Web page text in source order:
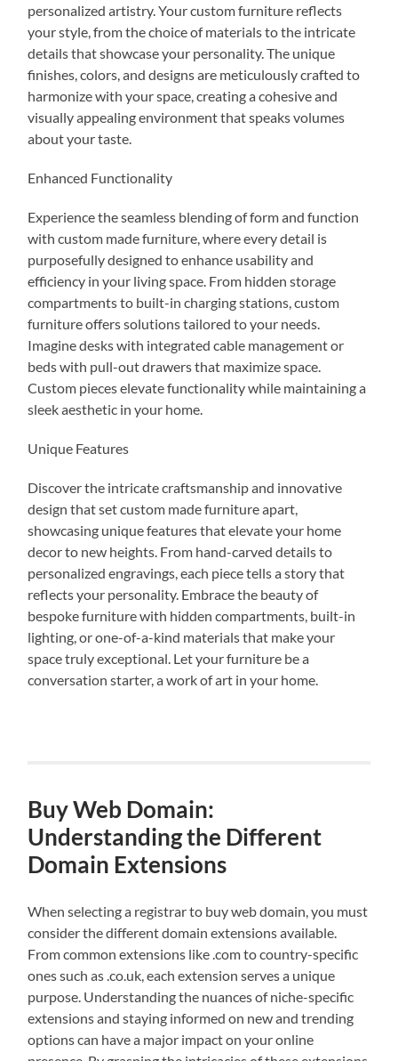
personalized artistry. Your custom furniture reflects
your style, from the choice of materials to the intricate
details that showcase your personality. The unique
finishes, colors, and designs are meticulously crafted to
harmonize with your space, creating a cohesive and
visually appealing environment that speaks volumes
about your taste.
Enhanced Functionality
Experience the seamless blending of form and function
with custom made furniture, where every detail is
purposefully designed to enhance usability and
efficiency in your living space. From hidden storage
compartments to built-in charging stations, custom
furniture offers solutions tailored to your needs.
Imagine desks with integrated cable management or
beds with pull-out drawers that maximize space.
Custom pieces elevate functionality while maintaining a
sleek aesthetic in your home.
Unique Features
Discover the intricate craftsmanship and innovative
design that set custom made furniture apart,
showcasing unique features that elevate your home
decor to new heights. From hand-carved details to
personalized engravings, each piece tells a story that
reflects your personality. Embrace the beauty of
bespoke furniture with hidden compartments, built-in
lighting, or one-of-a-kind materials that make your
space truly exceptional. Let your furniture be a
conversation starter, a work of art in your home.
Buy Web Domain:
Understanding the Different
Domain Extensions
When selecting a registrar to buy web domain, you must
consider the different domain extensions available.
From common extensions like .com to country-specific
ones such as .co.uk, each extension serves a unique
purpose. Understanding the nuances of niche-specific
extensions and staying informed on new and trending
options can have a major impact on your online